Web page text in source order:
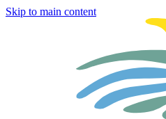
Skip to main content